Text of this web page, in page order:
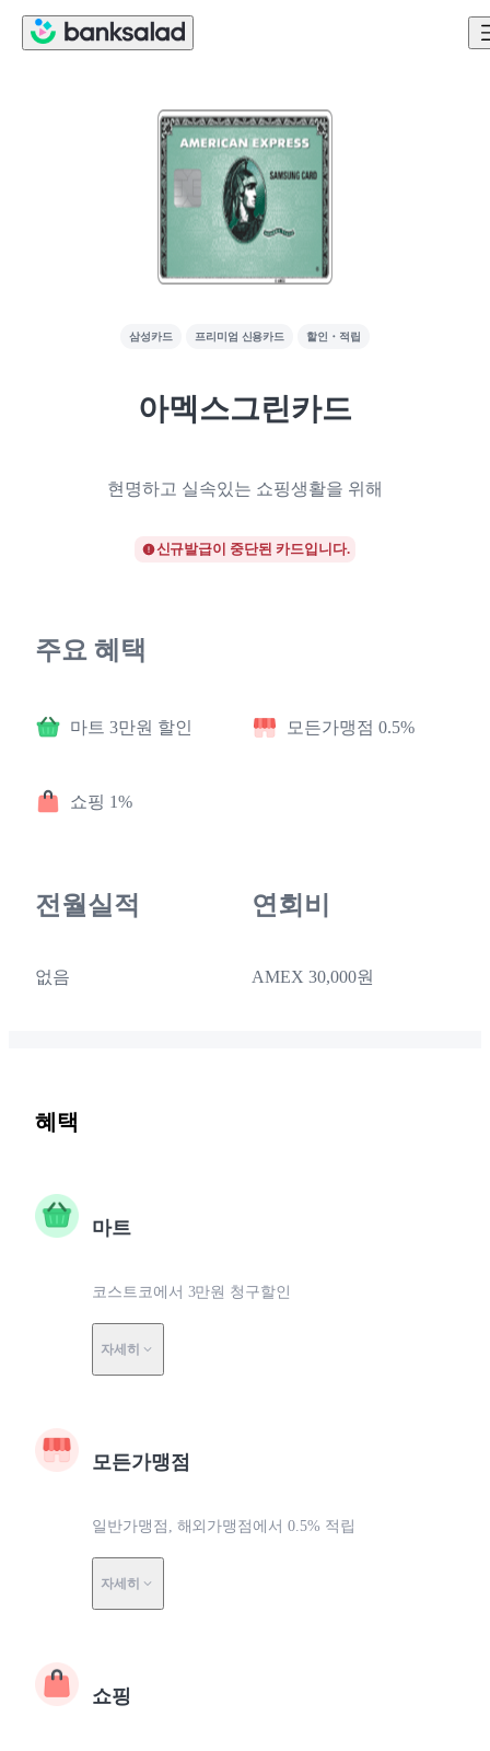
삼성카드 프리미엄 신용카드 할인・적립
아멕스그린카드
현명하고 실속있는 쇼핑생활을 위해
신규발급이 중단된 카드입니다.
주요 혜택
마트 3만원 할인 모든가맹점 0.5%
쇼핑 1%
전월실적
없음
연회비
AMEX 30,000원
혜택
마트
코스트코에서 3만원 청구할인
자세히
모든가맹점
일반가맹점, 해외가맹점에서 0.5% 적립
자세히
쇼핑